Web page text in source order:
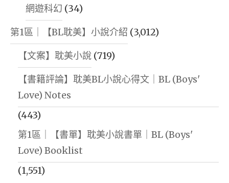
網遊科幻 (34)
第1區｜【BL耽美】小說介紹 (3,012)
【文案】耽美小說 (719)
【書籍評論】耽美BL小說心得文｜BL (Boys'
Love) Notes
(443)
第1區｜【書單】耽美小說書單｜BL (Boys'
Love) Booklist
(1,551)